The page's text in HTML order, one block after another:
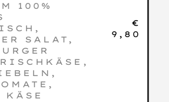
100%
SALAT,
KÄSE
€
9,80